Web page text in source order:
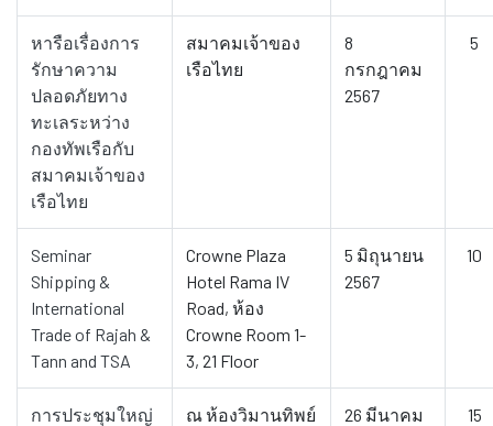
หารือเรื่องการ
รักษาความ
ปลอดภัยทาง
ทะเลระหว่าง
กองทัพเรือกับ
สมาคมเจ้าของ
เรือไทย
สมาคมเจ้าของ
เรือไทย
8
กรกฎาคม
2567
5
Seminar
Shipping &
International
Trade of Rajah &
Tann and TSA
Crowne Plaza
Hotel Rama IV
Road, ห้อง
Crowne Room 1-
3, 21 Floor
5 มิถุนายน
2567
10
การประชุมใหญ่
ณ ห้องวิมานทิพย์
26 มีนาคม
15